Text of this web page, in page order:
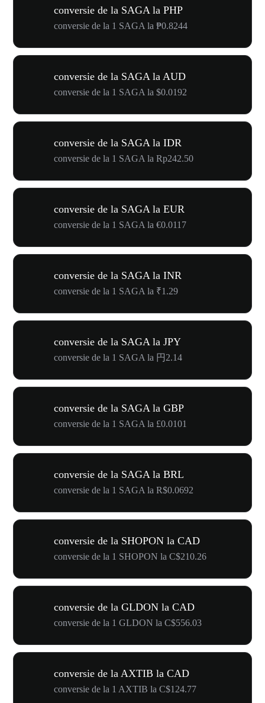
conversie de la SAGA la PHP
conversie de la 1 SAGA la ₱0.8244
conversie de la SAGA la AUD
conversie de la 1 SAGA la $0.0192
conversie de la SAGA la IDR
conversie de la 1 SAGA la Rp242.50
conversie de la SAGA la EUR
conversie de la 1 SAGA la €0.0117
conversie de la SAGA la INR
conversie de la 1 SAGA la ₹1.29
conversie de la SAGA la JPY
conversie de la 1 SAGA la 円2.14
conversie de la SAGA la GBP
conversie de la 1 SAGA la £0.0101
conversie de la SAGA la BRL
conversie de la 1 SAGA la R$0.0692
conversie de la SHOPON la CAD
conversie de la 1 SHOPON la C$210.26
conversie de la GLDON la CAD
conversie de la 1 GLDON la C$556.03
conversie de la AXTIB la CAD
conversie de la 1 AXTIB la C$124.77